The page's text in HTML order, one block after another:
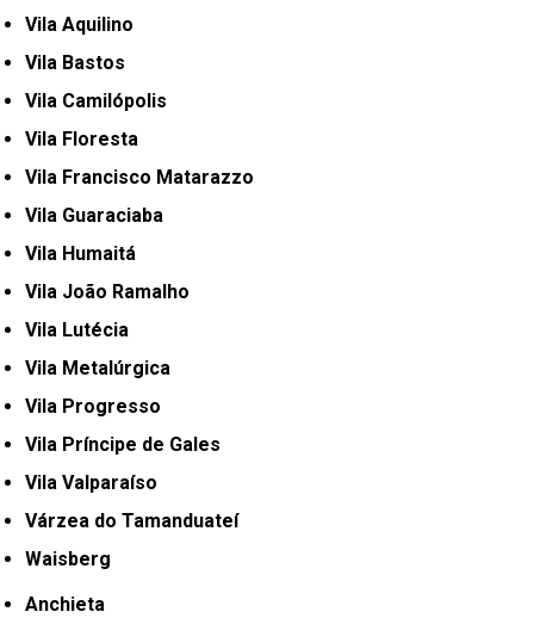
Vila Aquilino
Vila Bastos
Vila Camilópolis
Vila Floresta
Vila Francisco Matarazzo
Vila Guaraciaba
Vila Humaitá
Vila João Ramalho
Vila Lutécia
Vila Metalúrgica
Vila Progresso
Vila Príncipe de Gales
Vila Valparaíso
Várzea do Tamanduateí
Waisberg
Anchieta